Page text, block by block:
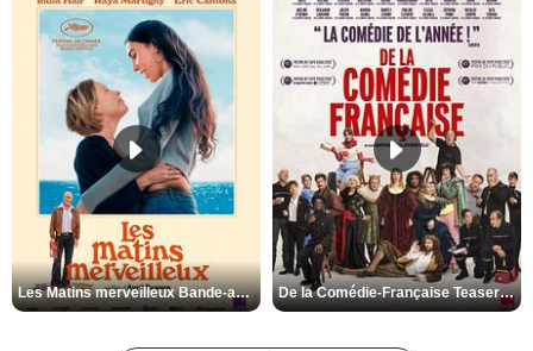
Les Matins merveilleux Bande-annonce VF De la Comédie-Française Teaser VF